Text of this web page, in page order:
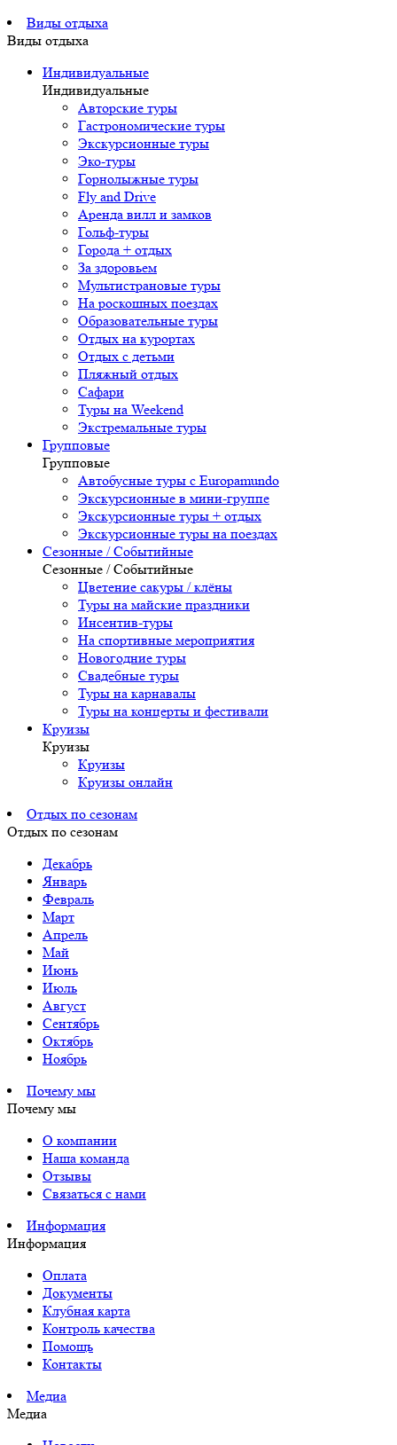
Виды отдыха
Виды отдыха
Индивидуальные
Индивидуальные
Авторские туры
Гастрономические туры
Экскурсионные туры
Эко-туры
Горнолыжные туры
Fly and Drive
Аренда вилл и замков
Гольф-туры
Города + отдых
За здоровьем
Мультистрановые туры
На роскошных поездах
Образовательные туры
Отдых на курортах
Отдых с детьми
Пляжный отдых
Сафари
Туры на Weekend
Экстремальные туры
Групповые
Групповые
Автобусные туры с Europamundo
Экскурсионные в мини-группе
Экскурсионные туры + отдых
Экскурсионные туры на поездах
Сезонные / Событийные
Сезонные / Событийные
Цветение сакуры / клёны
Туры на майские праздники
Инсентив-туры
На спортивные мероприятия
Новогодние туры
Свадебные туры
Туры на карнавалы
Туры на концерты и фестивали
Круизы
Круизы
Круизы
Круизы онлайн
Отдых по сезонам
Отдых по сезонам
Декабрь
Январь
Февраль
Март
Апрель
Май
Июнь
Июль
Август
Сентябрь
Октябрь
Ноябрь
Почему мы
Почему мы
О компании
Наша команда
Отзывы
Связаться с нами
Информация
Информация
Оплата
Документы
Клубная карта
Контроль качества
Помощь
Контакты
Медиа
Медиа